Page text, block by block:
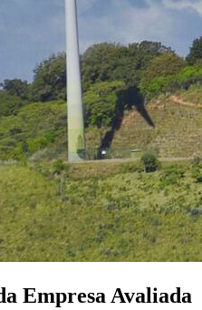
Empresa Avaliada